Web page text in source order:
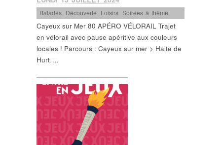
Balades Découverte Loisirs ,Soirées à thème
Cayeux sur Mer 80 APÉRO VÉLORAIL Trajet
en vélorail avec pause apéritive aux couleurs
locales ! Parcours : Cayeux sur mer > Halte de
Hurt….